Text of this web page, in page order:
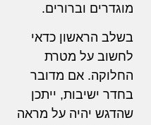
מוגדרים וברורים.
בשלב הראשון כדאי
לחשוב על מטרת
החלוקה. אם מדובר
בחדר ישיבות, ייתכן
שהדגש יהיה על מראה